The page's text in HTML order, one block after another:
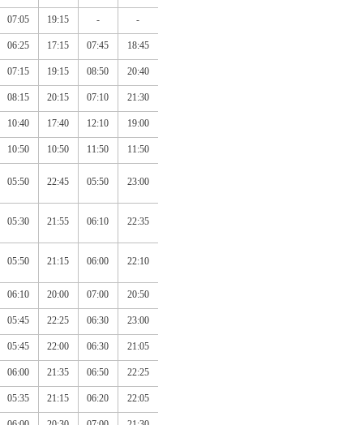
07:05 19:15 - -
06:25 17:15 07:45 18:45
07:15 19:15 08:50 20:40
08:15 20:15 07:10 21:30
10:40 17:40 12:10 19:00
10:50 10:50 11:50 11:50
05:50 22:45 05:50 23:00
05:30 21:55 06:10 22:35
05:50 21:15 06:00 22:10
06:10 20:00 07:00 20:50
05:45 22:25 06:30 23:00
05:45 22:00 06:30 21:05
06:00 21:35 06:50 22:25
05:35 21:15 06:20 22:05